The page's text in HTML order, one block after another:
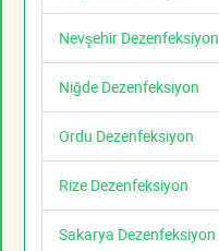
Nevşehir Dezenfeksiyon
Niğde Dezenfeksiyon
Ordu Dezenfeksiyon
Rize Dezenfeksiyon
Sakarya Dezenfeksiyon